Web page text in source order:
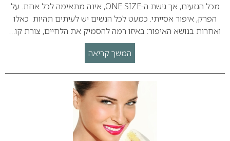
מכל הגזעים, אך גישת ה-ONE SIZE, אינה מתאימה לכל אחת. על
הפרק, איפור אסייתי. כמעט לכל הנשים יש לעיתים תהיות כאלו
ואחרות בנושא האיפור: באיזו רמה להסמיק את הלחיים, צורת קו…
המשך קריאה